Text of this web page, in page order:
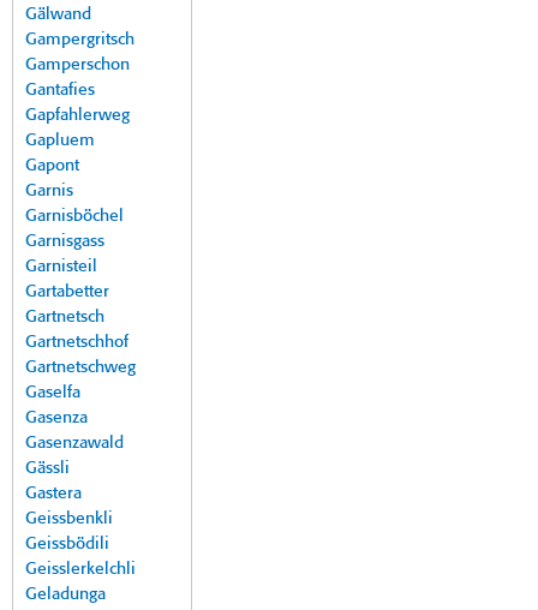
Gälwand
Gampergritsch
Gamperschon
Gantafies
Gapfahlerweg
Gapluem
Gapont
Garnis
Garnisböchel
Garnisgass
Garnisteil
Gartabetter
Gartnetsch
Gartnetschhof
Gartnetschweg
Gaselfa
Gasenza
Gasenzawald
Gässli
Gastera
Geissbenkli
Geissbödili
Geisslerkelchli
Geladunga